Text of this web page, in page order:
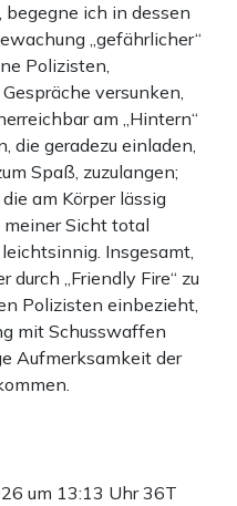
begegne ich in dessen
„gefährlicher“
Polizisten,
versunken,
am „Hintern“
die geradezu einladen,
Spaß, zuzulangen;
am Körper lässig
meiner Sicht total
Insgesamt,
„Friendly Fire“ zu
Polizisten einbezieht,
mit Schusswaffen
Aufmerksamkeit der
um 13:13 Uhr36T